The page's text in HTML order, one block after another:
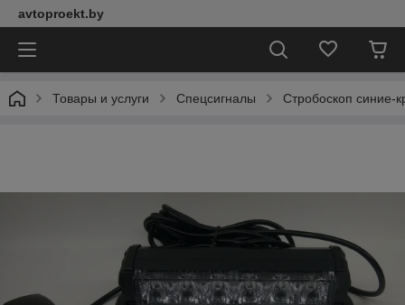
avtoproekt.by
Товары и услуги Спецсигналы Стробоскоп синие-